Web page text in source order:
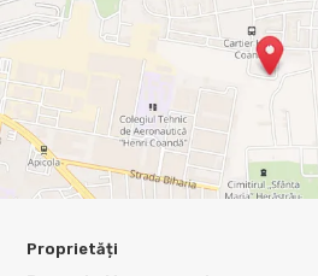
Proprietăți